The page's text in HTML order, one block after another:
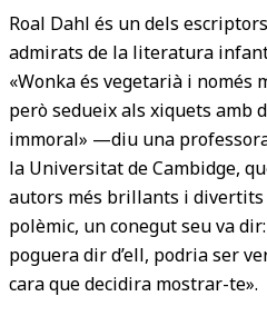
Roal Dahl és un dels
admirats de la literatura
«Wonka és vegetarià i només
però sedueix als xiquets amb
immoral» —diu una
la Universitat de Cambidge,
autors més brillants i divertits
polèmic, un conegut seu va
poguera dir d’ell, podria ser
cara que decidira mostrar-te».